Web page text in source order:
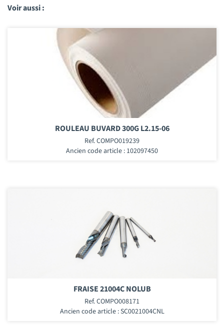
Voir aussi :
ROULEAU BUVARD 300G L2.15-06
Ref. COMPO019239
Ancien code article : 102097450
FRAISE 21004C NOLUB
Ref. COMPO008171
Ancien code article : SC0021004CNL